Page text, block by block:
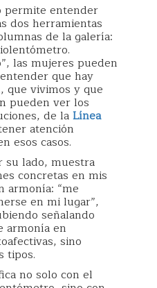
permite entender
dos herramientas
de la galería:
las mujeres pueden
que hay
que vivimos y que
pueden ver los
de laLínea
atención
esos casos.
su lado, muestra
concretas en mis
armonía: “me
en mi lugar”,
señalando
armonía en
sino
tipos.
no solo con el